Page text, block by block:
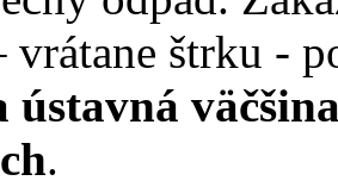
vrátane štrku -
.